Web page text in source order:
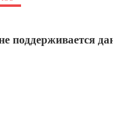
поддерживается